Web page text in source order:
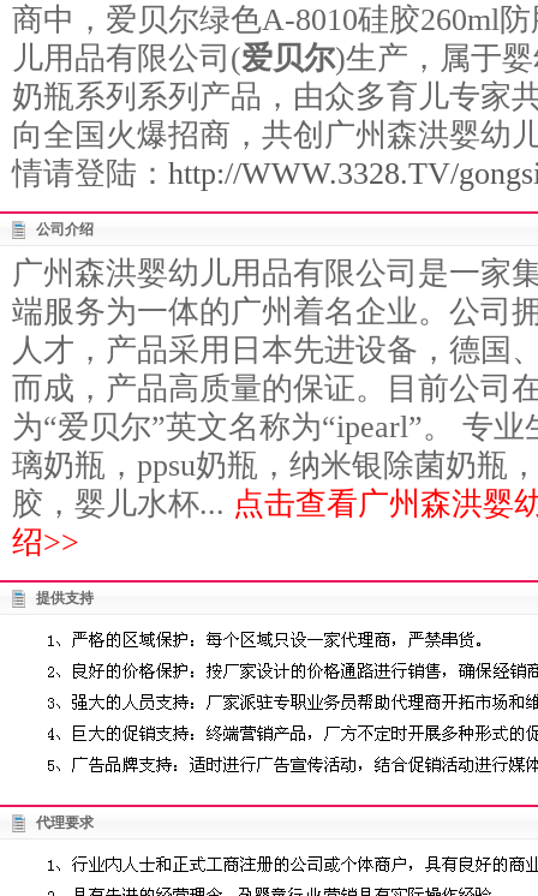
商中，爱贝尔绿色A-8010硅胶260ml
儿用品有限公司(爱贝尔)生产，属于
奶瓶系列系列产品，由众多育儿专家
向全国火爆招商，共创广州森洪婴幼
情请登陆： http://WWW.3328.TV/
公司介绍
广州森洪婴幼儿用品有限公司是一家
端服务为一体的广州着名企业。公司
人才，产品采用日本先进设备，德国
而成，产品高质量的保证。目前公司
为“爱贝尔”英文名称为“ipearl”。 专
璃奶瓶，ppsu奶瓶，纳米银除菌奶瓶
胶，婴儿水杯... 点击查看广州森洪婴
绍>>
提供支持
代理要求